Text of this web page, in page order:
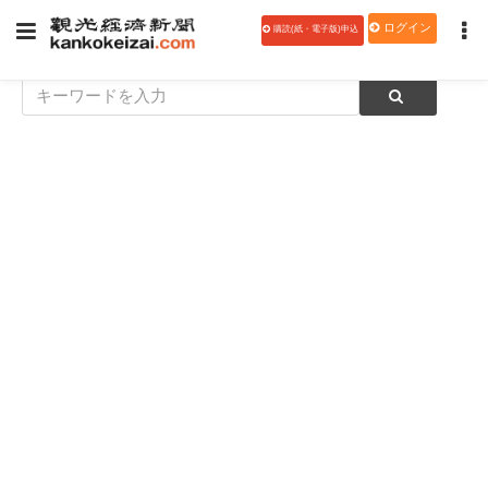
購読(紙・電子版)申込 ログイン